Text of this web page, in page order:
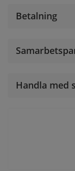
Betalning
Handla med